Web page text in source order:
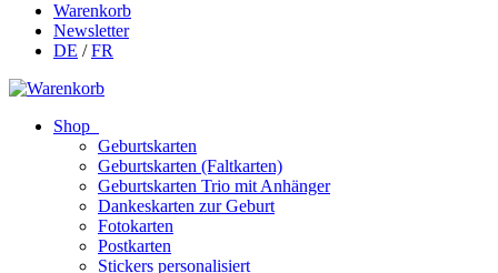
Warenkorb
Newsletter
DE /FR
Shop
Geburtskarten
Geburtskarten (Faltkarten)
Geburtskarten Trio mit Anhänger
Dankeskarten zur Geburt
Fotokarten
Postkarten
Stickers personalisiert